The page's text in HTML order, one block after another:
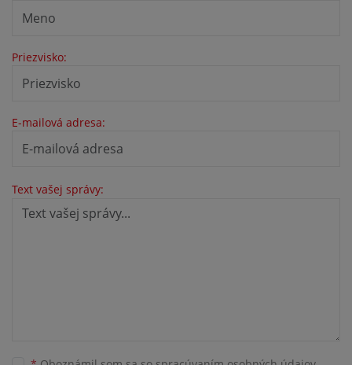
Priezvisko:
E-mailová adresa:
Text vašej správy: